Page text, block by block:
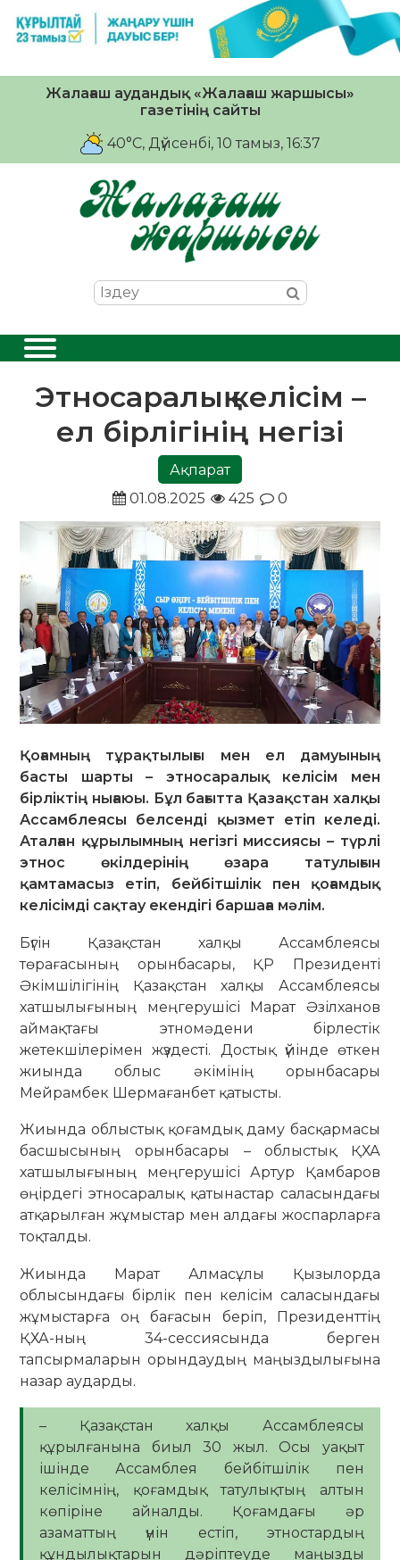
Жалағаш аудандық «Жалағаш жаршысы»
газетінің сайты
40°C, Дүйсенбі, 10 тамыз, 16:37
Этносаралық келісім –
ел бірлігінің негізі
Ақпарат
01.08.2025
425 0
Қоғамның тұрақтылығы мен ел дамуының
басты шарты – этносаралық келісім мен
бірліктің нығаюы. Бұл бағытта Қазақстан халқы
Ассамблеясы белсенді қызмет етіп келеді.
Аталған құрылымның негізгі миссиясы – түрлі
этнос өкілдерінің өзара татулығын
қамтамасыз етіп, бейбітшілік пен қоғамдық
келісімді сақтау екендігі баршаға мәлім.
Бүгін Қазақстан халқы Ассамблеясы
төрағасының орынбасары, ҚР Президенті
Әкімшілігінің Қазақстан халқы Ассамблеясы
хатшылығының меңгерушісі Марат Әзілханов
аймақтағы этномәдени бірлестік
жетекшілерімен жүздесті. Достық үйінде өткен
жиында облыс әкімінің орынбасары
Мейрамбек Шермағанбет қатысты.
Жиында облыстық қоғамдық даму басқармасы
басшысының орынбасары – облыстық ҚХА
хатшылығының меңгерушісі Артур Қамбаров
өңірдегі этносаралық қатынастар саласындағы
атқарылған жұмыстар мен алдағы жоспарларға
тоқталды.
Жиында Марат Алмасұлы Қызылорда
облысындағы бірлік пен келісім саласындағы
жұмыстарға оң бағасын беріп, Президенттің
ҚХА-ның 34-сессиясында берген
тапсырмаларын орындаудың маңыздылығына
назар аударды.
– Қазақстан халқы Ассамблеясы
құрылғанына биыл 30 жыл. Осы уақыт
ішінде Ассамблея бейбітшілік пен
келісімнің, қоғамдық татулықтың алтын
көпіріне айналды. Қоғамдағы әр
азаматтың үнін естіп, этностардың
құндылықтарын дәріптеуде маңызды